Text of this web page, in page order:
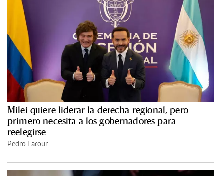
Milei quiere liderar la derecha regional, pero
primero necesita a los gobernadores para
reelegirse
Pedro Lacour